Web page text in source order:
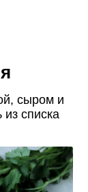
сыром и
списка